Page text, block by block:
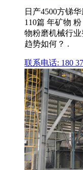
日产4500方锑
110篇 年矿物
物粉磨机械行
趋势如何？ .
联系电话: 180